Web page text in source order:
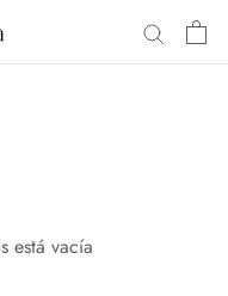
está vacía